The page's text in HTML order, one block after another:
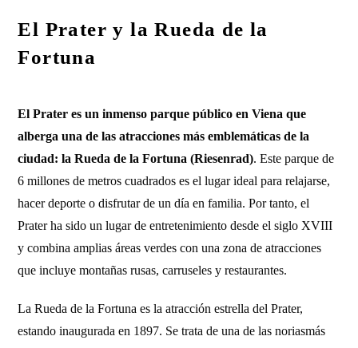
El Prater y la Rueda de la
Fortuna
El Prater es un inmenso parque público en Viena que
alberga una de las atracciones más emblemáticas de la
ciudad: la Rueda de la Fortuna (Riesenrad). Este parque de
6 millones de metros cuadrados es el lugar ideal para relajarse,
hacer deporte o disfrutar de un día en familia. Por tanto, el
Prater ha sido un lugar de entretenimiento desde el siglo XVIII
y combina amplias áreas verdes con una zona de atracciones
que incluye montañas rusas, carruseles y restaurantes.
La Rueda de la Fortuna es la atracción estrella del Prater,
estando inaugurada en 1897. Se trata de una de las noriasmás